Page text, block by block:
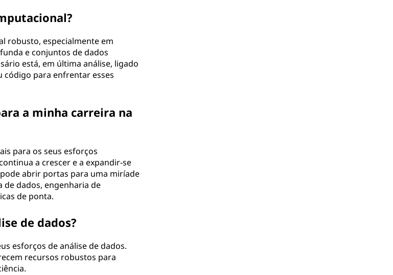
robusto, especialmente em
e conjuntos de dados
está, em última análise, ligado
código para enfrentar esses
a minha carreira na
para os seus esforços
a crescer e a expandir-se
abrir portas para uma miríade
dados, engenharia de
de ponta.
de dados?
esforços de análise de dados.
recursos robustos para